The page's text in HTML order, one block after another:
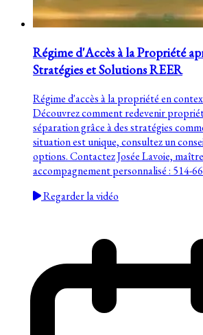
Régime d'Accès à la Propriété
Stratégies et Solutions REER
Régime d'accès à la propriété en
Découvrez comment redevenir
séparation grâce à des stratégies
situation est unique, consultez un
options. Contactez Josée Lavoie,
accompagnement personnalisé : 514-
Regarder la vidéo